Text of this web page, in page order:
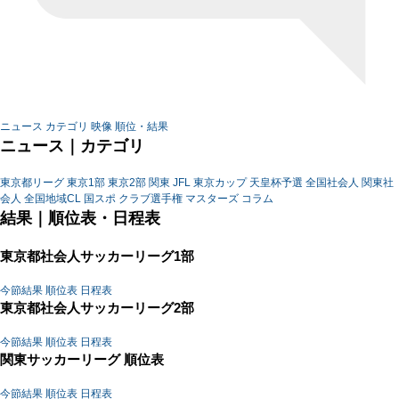
ニュース カテゴリ 映像 順位・結果
ニュース｜カテゴリ
東京都リーグ 東京1部 東京2部 関東 JFL 東京カップ 天皇杯予選 全国社会人 関東社
会人 全国地域CL 国スポ クラブ選手権 マスターズ コラム
結果｜順位表・日程表
東京都社会人サッカーリーグ1部
今節結果 順位表 日程表
東京都社会人サッカーリーグ2部
今節結果 順位表 日程表
関東サッカーリーグ 順位表
今節結果 順位表 日程表